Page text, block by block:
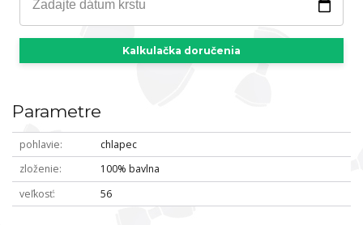
Zadajte dátum krstu
Kalkulačka doručenia
Parametre
pohlavie
chlapec
zloženie
100% bavlna
veľkosť
56